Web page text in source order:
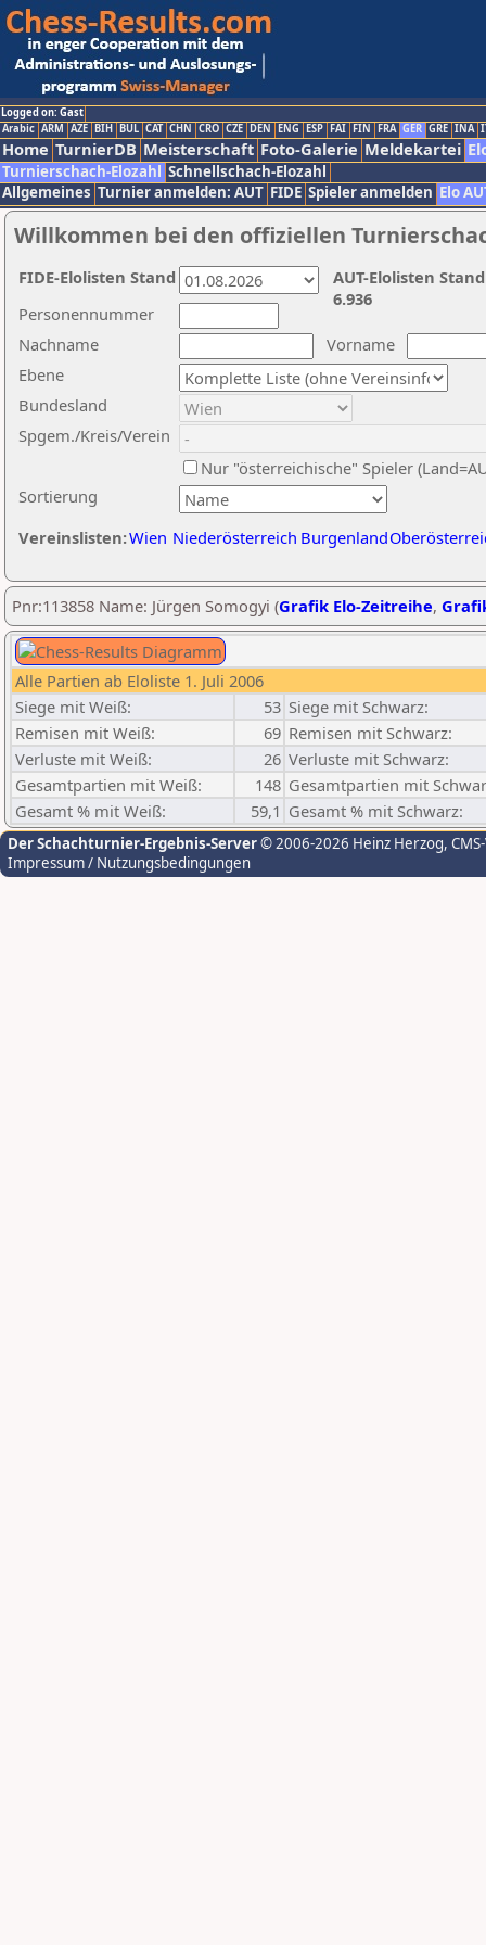
Logged on: Gast
Arabic ARM AZE BIH BUL CAT CHN CRO CZE DEN ENG ESP FAI FIN FRA GER GRE INA
Home TurnierDB Meisterschaft Foto-Galerie Meldekartei
Turnierschach-Elozahl Schnellschach-Elozahl
Allgemeines Turnier anmelden: AUT FIDE Spieler anmelden Elo
Willkommen bei den offiziellen
Nachname
Vorname
Ebene
Sortierung
Personennummer
Bundesland
Spgem./Kreis/Verein
Nur "österreichische" Spieler
Vereinslisten:Wien Niederösterreich Burgenland
AUT-Elolisten
6.936
FIDE-Elolisten Stand
Pnr:113858 Name: Jürgen Somogyi (Grafik Elo-Zeitreihe,
Alle Partien ab Eloliste 1. Juli 2006
Siege mit Weiß:
53 Siege mit Schwarz:
Remisen mit Weiß:
69 Remisen mit Schwarz:
Verluste mit Weiß:
26 Verluste mit Schwarz:
Gesamtpartien mit Weiß:
148 Gesamtpartien mit
Gesamt % mit Weiß:
59,1 Gesamt % mit Schwarz:
Der Schachturnier-Ergebnis-Server© 2006-2026 Heinz Herzog,
Impressum / Nutzungsbedingungen